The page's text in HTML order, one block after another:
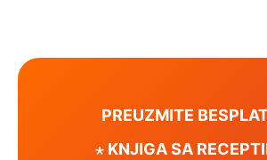
PREUZMITE
⋆ KNJIGA SA